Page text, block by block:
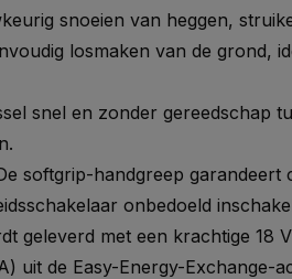
snoeien van heggen,
losmaken van de grond,
snel en zonder gereedschap
softgrip-handgreep garandeert
onbedoeld
geleverd met een krachtige 18
uit de Easy-Energy-Exchange-